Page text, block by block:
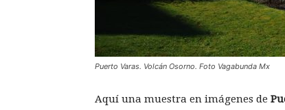
Puerto Varas. Volcán Osorno. Foto Vagabunda Mx
Aquí una muestra en imágenes de